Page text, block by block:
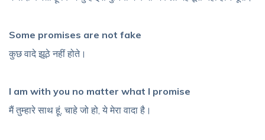
Some promises are not fake
कुछ वादे झूठे नहीं होते।
I am with you no matter what I promise
मैं तुम्हारे साथ हूं, चाहे जो हो, ये मेरा वादा है।